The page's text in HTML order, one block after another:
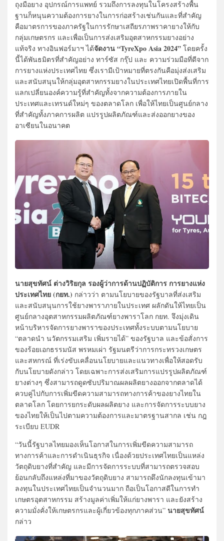
ถุงมือยาง อุปกรณ์การแพทย์ รวมถึงการลงทุนในโครงสร้างพื้น
ฐานก็หนุนความต้องการยางในการก่อสร้างเช่นกันและที่สำคัญ
คือมาตรการของภาครัฐในการรักษาเสถียรภาพราคายางให้กับ
กลุ่มเกษตรกร และเพื่อเป็นการส่งเสริมอุตสาหกรรมยางอย่าง
แท้จริง ทางอินฟอร์มาฯ ได้จัดงาน “TyreXpo Asia 2024” โดยครั้ง
นี้ได้พันธมิตรที่สำคัญอย่าง ทาร์ซัส กรุ๊ป และ ความร่วมมือที่ดีจาก
การยางแห่งประเทศไทย ซึ่งเรามีเป้าหมายที่ตรงกันคือมุ่งส่งเสริม
และสนับสนุนให้กลุ่มอุตสาหกรรมยางในประเทศไทยเปิดพื้นที่การ
แลกเปลี่ยนองค์ความรู้ที่สำคัญทั้งจากความต้องการภายใน
ประเทศและเทรนด์ใหม่ๆ ของตลาดโลก เพื่อให้ไทยเป็นศูนย์กลาง
ที่สำคัญทั้งภาคการผลิต แปรรูปผลิตภัณฑ์และส่งออกยางของ
อาเซียนในอนาคต
นายสุขทัศน์ ต่างวิริยกุล รองผู้ว่าการด้านปฏิบัติการ การยางแห่ง
ประเทศไทย (กยท.) กล่าวว่า ตามนโยบายของรัฐบาลที่ส่งเสริม
และสนับสนุนการใช้ยางพาราภายในประเทศ ผลักดันให้ไทยเป็น
ศูนย์กลางอุตสาหกรรมผลิตภัณฑ์ยางพาราโลก กยท. จึงมุ่งเดิน
หน้าบริหารจัดการยางพาราของประเทศทั้งระบบตามนโยบาย
“ตลาดนำ นวัตกรรมเสริม เพิ่มรายได้” ของรัฐบาล และข้อสั่งการ
ของร้อยเอกธรรมนัส พรหมเผ่า รัฐมนตรีว่าการกระทรวงเกษตร
และสหกรณ์ ที่เร่งขับเคลื่อนนโยบายและแนวทางเพื่อให้สอดรับ
กับนโยบายดังกล่าว โดยเฉพาะการส่งเสริมการแปรรูปผลิตภัณฑ์
ยางต่างๆ ซึ่งสามารถดูดซับปริมาณผลผลิตยางออกจากตลาดได้
ควบคู่ไปกับการเพิ่มขีดความสามารถทางการค้าของยางไทยใน
ตลาดโลก โดยการยกระดับผลผลิตยาง และการจัดการระบบยาง
ของไทยให้เป็นไปตามความต้องการและมาตรฐานสากล เช่น กฎ
ระเบียบ EUDR
“วันนี้รัฐบาลไทยมองเห็นโอกาสในการเพิ่มขีดความสามารถ
ทางการค้าและการดำเนินธุรกิจ เนื่องด้วยประเทศไทยเป็นแหล่ง
วัตถุดิบยางที่สำคัญ และมีการจัดการระบบที่สามารถตรวจสอบ
ย้อนกลับถึงแหล่งที่มาของวัตถุดิบยาง สามารถดึงนักลงทุนเข้ามา
ลงทุนในประเทศไทยเป็นจำนวนมาก ถือเป็นโอกาสดีในการทำ
เกษตรอุตสาหกรรม สร้างมูลค่าเพิ่มให้แก่ยางพารา และยังสร้าง
ความมั่งคั่งให้เกษตรกรและผู้เกี่ยวข้องทุกภาคส่วน” นายสุขทัศน์
กล่าว